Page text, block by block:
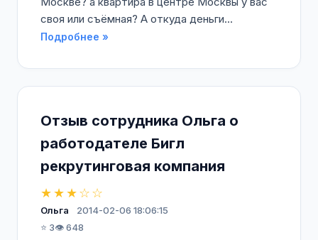
своя или съёмная? А откуда деньги...
Подробнее »
Отзыв сотрудника Ольга о
работодателе Бигл
рекрутинговая компания
★★★☆☆
Ольга
2014-02-06 18:06:15
⭐ 3👁️ 648